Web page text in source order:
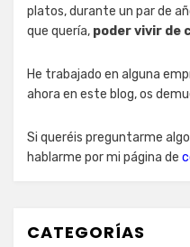
platos, durante un par de
que quería, poder vivir de
He trabajado en alguna
ahora en este blog, os
Si queréis preguntarme
hablarme por mi página de
CATEGORÍAS